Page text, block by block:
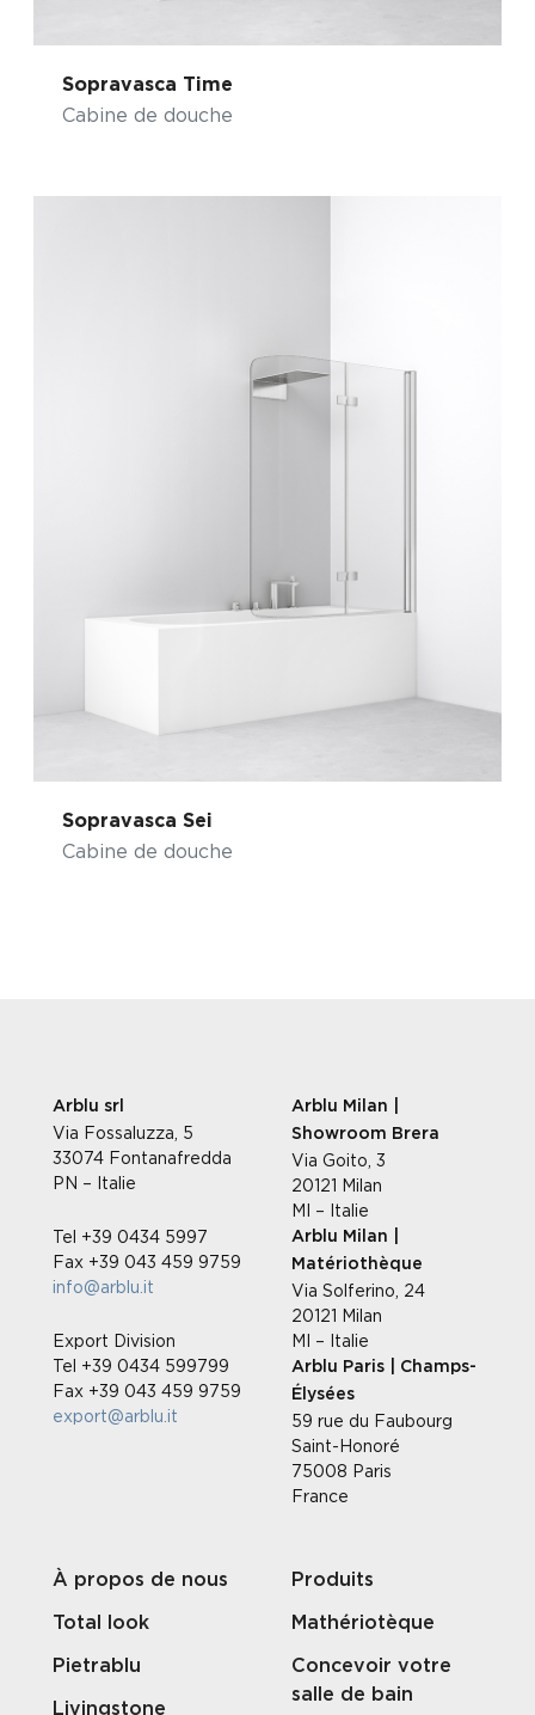
Sopravasca Time
Cabine de douche
Sopravasca Sei
Cabine de douche
Arblu srl
Via Fossaluzza, 5
33074 Fontanafredda
PN – Italie
Tel +39 0434 5997
Fax +39 043 459 9759
info@arblu.it
Export Division
Tel +39 0434 599799
Fax +39 043 459 9759
export@arblu.it
Arblu Milan |
Showroom Brera
Via Goito, 3
20121 Milan
MI – Italie
Arblu Milan |
Matériothèque
Via Solferino, 24
20121 Milan
MI – Italie
Arblu Paris | Champs-
Élysées
59 rue du Faubourg
Saint-Honoré
75008 Paris
France
À propos de nous
Total look
Pietrablu
Livingstone
Produits
Mathériotèque
Concevoir votre
salle de bain